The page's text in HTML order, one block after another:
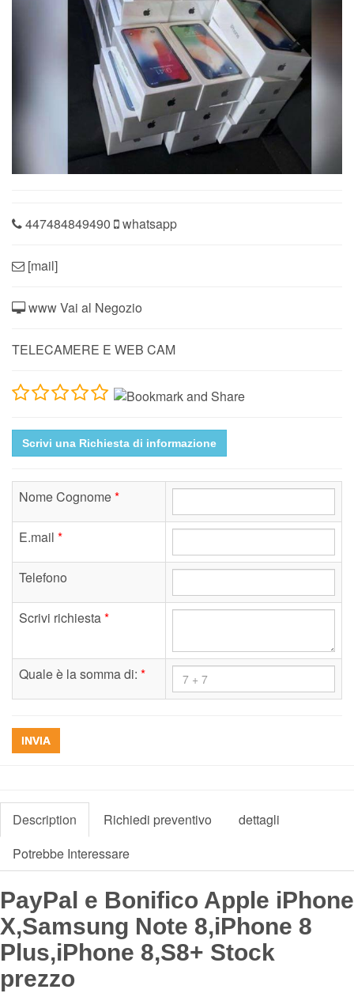
447484849490 whatsapp
[mail]
www Vai al Negozio
TELECAMERE E WEB CAM
Scrivi una Richiesta di informazione
Nome Cognome*
E.mail *
Telefono
Scrivi richiesta*
Quale è la somma di: *
INVIA
Description Richiedi preventivo
dettagli
Potrebbe Interessare
PayPal e Bonifico Apple iPhone
X,Samsung Note 8,iPhone 8
Plus,iPhone 8,S8+ Stock
prezzo